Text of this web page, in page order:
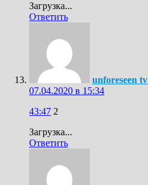
Загрузка...
Ответить
unforeseen
07.04.2020 в 15:34
43:47 2
Загрузка...
Ответить